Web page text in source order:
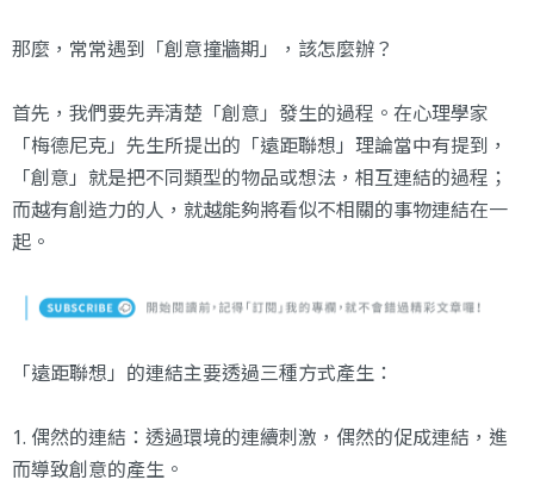
那麼，常常遇到「創意撞牆期」，該怎麼辦？
首先，我們要先弄清楚「創意」發生的過程。在心理學家
「梅德尼克」先生所提出的「遠距聯想」理論當中有提到，
「創意」就是把不同類型的物品或想法，相互連結的過程；
而越有創造力的人，就越能夠將看似不相關的事物連結在一
起。
「遠距聯想」的連結主要透過三種方式產生：
1. 偶然的連結：透過環境的連續刺激，偶然的促成連結，進
而導致創意的產生。